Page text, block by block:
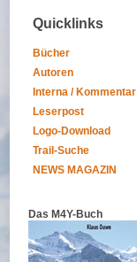
Quicklinks
Bücher
Autoren
Interna / Kommentar
Leserpost
Logo-Download
Trail-Suche
NEWS MAGAZIN
Das M4Y-Buch